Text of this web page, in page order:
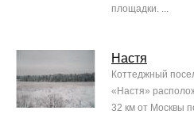
площадки. ...
Настя
Коттеджный
«Настя»
32 км от Москвы